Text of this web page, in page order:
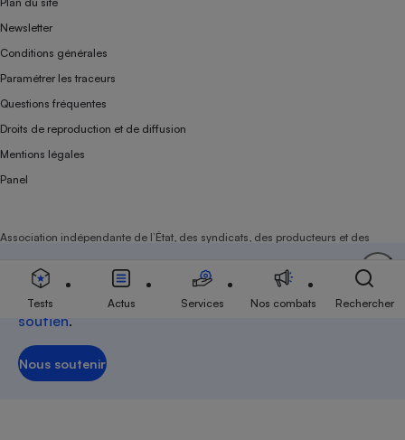
Soutenez-nous
Aujourd'hui plus que jamais, nous comptons sur
votre
soutien.
Nous soutenir
Newsletter
Conditions générales
Paramétrer les traceurs
Questions fréquentes
Droits de reproduction et de diffusion
Mentions légales
Panel
Association indépendante de l’État, des syndicats, des producteurs et des
Tests Actus Services Nos combats Rechercher